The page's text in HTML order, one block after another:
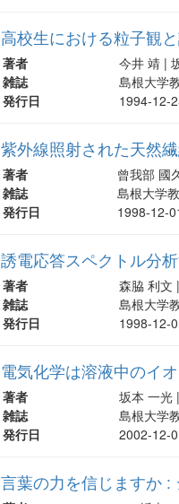
高校生における粒子観
著者
今井 靖 |
雑誌
島根大学
発行日
1994-12-
紫外線照射された天然
著者
曾我部 國
雑誌
島根大学
発行日
1998-12-
誘電応答スペクトル分
著者
森脇 利文
雑誌
島根大学
発行日
1998-12-
電気化学は溶液中のイ
著者
坂本 一光
雑誌
島根大学
発行日
2002-12-
言葉の力を信じますか :